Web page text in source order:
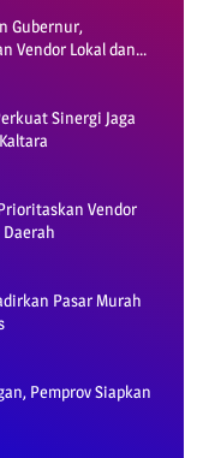
Gubernur,
Vendor Lokal dan
Sinergi Jaga
Vendor
Pasar Murah
Pemprov Siapkan